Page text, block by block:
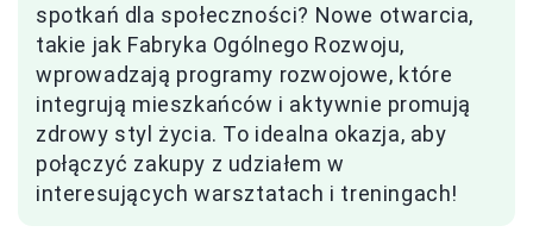
spotkań dla społeczności? Nowe otwarcia,
takie jak Fabryka Ogólnego Rozwoju,
wprowadzają programy rozwojowe, które
integrują mieszkańców i aktywnie promują
zdrowy styl życia. To idealna okazja, aby
połączyć zakupy z udziałem w
interesujących warsztatach i treningach!